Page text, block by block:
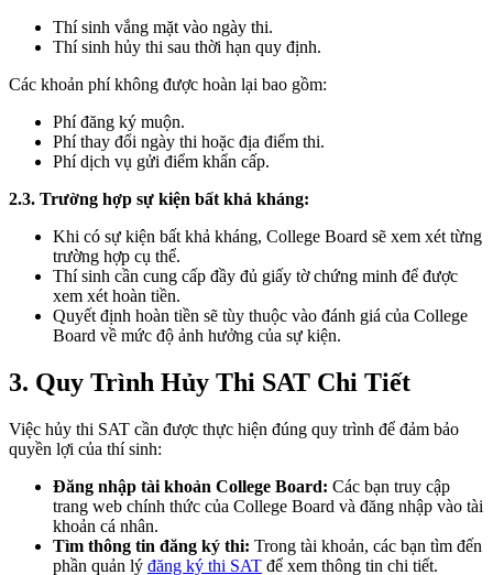
Thí sinh vắng mặt vào ngày thi.
Thí sinh hủy thi sau thời hạn quy định.
Các khoản phí không được hoàn lại bao gồm:
Phí đăng ký muộn.
Phí thay đổi ngày thi hoặc địa điểm thi.
Phí dịch vụ gửi điểm khẩn cấp.
2.3. Trường hợp sự kiện bất khả kháng:
Khi có sự kiện bất khả kháng, College Board sẽ xem xét từng
trường hợp cụ thể.
Thí sinh cần cung cấp đầy đủ giấy tờ chứng minh để được
xem xét hoàn tiền.
Quyết định hoàn tiền sẽ tùy thuộc vào đánh giá của College
Board về mức độ ảnh hưởng của sự kiện.
3. Quy Trình Hủy Thi SAT Chi Tiết
Việc hủy thi SAT cần được thực hiện đúng quy trình để đảm bảo
quyền lợi của thí sinh:
Đăng nhập tài khoản College Board: Các bạn truy cập
trang web chính thức của College Board và đăng nhập vào tài
khoản cá nhân.
Tìm thông tin đăng ký thi: Trong tài khoản, các bạn tìm đến
phần quản lý đăng ký thi SAT để xem thông tin chi tiết.